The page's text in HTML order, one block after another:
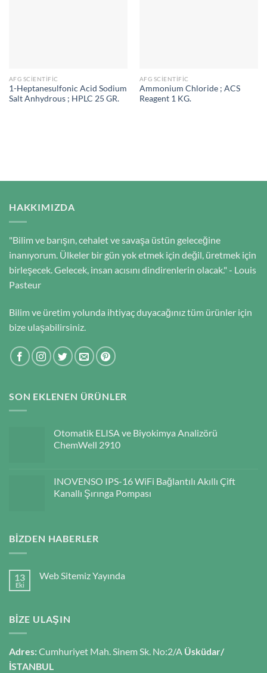
AFG SCIENTIFIC
1-Heptanesulfonic Acid Sodium
Salt Anhydrous ; HPLC 25 GR.
AFG SCIENTIFIC
Ammonium Chloride ; ACS
Reagent 1 KG.
HAKKIMIZDA
"Bilim ve barışın, cehalet ve savaşa üstün geleceğine
inanıyorum. Ülkeler bir gün yok etmek için değil, üretmek için
birleşecek. Gelecek, insan acısını dindirenlerin olacak." - Louis
Pasteur
Bilim ve üretim yolunda ihtiyaç duyacağınız tüm ürünler için
bize ulaşabilirsiniz.
SON EKLENEN ÜRÜNLER
Otomatik ELISA ve Biyokimya Analizörü
ChemWell 2910
INOVENSO IPS-16 WiFi Bağlantılı Akıllı Çift
Kanallı Şırınga Pompası
BIZDEN HABERLER
13
Eki
Web Sitemiz Yayında
BIZE ULAŞIN
Adres:Cumhuriyet Mah. Sinem Sk. No:2/A Üsküdar/
İSTANBUL